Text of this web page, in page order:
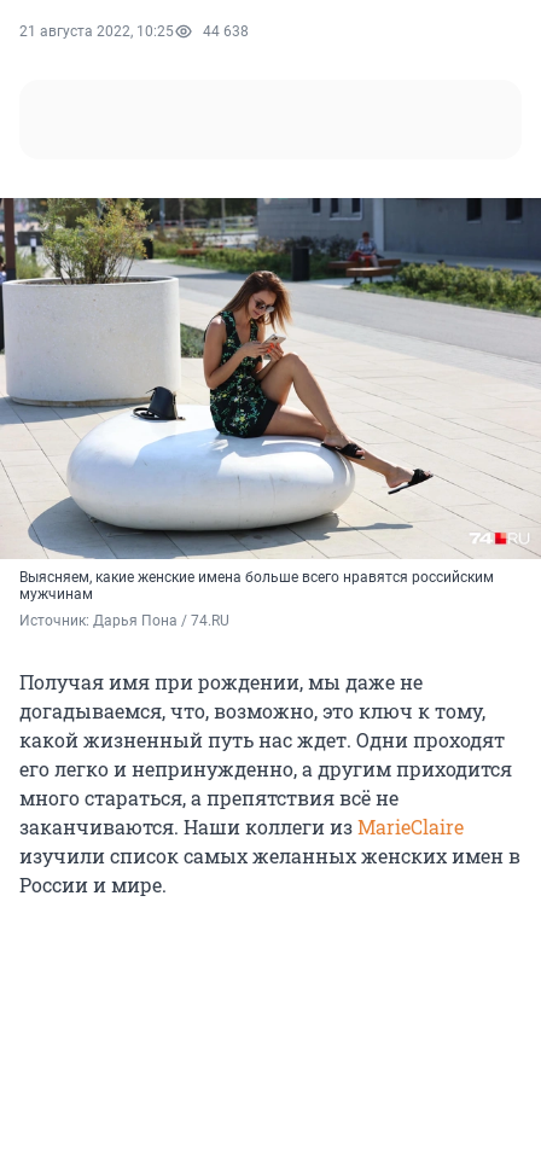
21 августа 2022, 10:25 44 638
Выясняем, какие женские имена больше всего нравятся российским
мужчинам
Источник: Дарья Пона / 74.RU
Получая имя при рождении, мы даже не
догадываемся, что, возможно, это ключ к тому,
какой жизненный путь нас ждет. Одни проходят
его легко и непринужденно, а другим приходится
много стараться, а препятствия всё не
заканчиваются. Наши коллеги изMarieClaire
изучили список самых желанных женских имен в
России и мире.